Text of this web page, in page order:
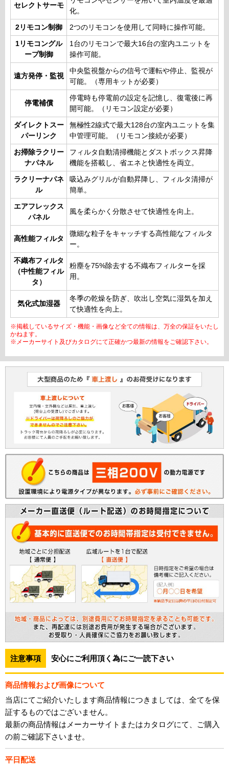
セレクトサーモ
化。
2リモコン制御 2つのリモコンを使用して同時に操作可能。
1リモコングル
ープ制御
1台のリモコンで最大16台の室内ユニットを
操作可能。
遠方発停・監視
中央監視盤からの信号で運転や停止、監視が
可能。（専用キットが必要）
停電補償
停電時も停電前の設定を記憶し、復電後に再
開可能。（リモコン設定が必要）
ダイレクトスー
パーリンク
無極性2線式で最大128台の室内ユニットを集
中管理可能。（リモコン接続が必要）
お掃除ラクリー
ナパネル
フィルタ自動清掃機能とダストボックス昇降
機能を搭載し、省エネと快適性を両立。
ラクリーナパネ
ル
吸込みグリルが自動昇降し、フィルタ清掃が
簡単。
エアフレックス
パネル
風を柔らかく分散させて快適性を向上。
高性能フィルタ
微細な粒子をキャッチする高性能なフィルタ
ー。
不織布フィルタ
（中性能フィル
タ）
粉塵を75%除去する不織布フィルターを採
用。
気化式加湿器
冬季の乾燥を防ぎ、吹出し空気に湿気を加え
て快適性を向上。
※掲載しているサイズ・機能・画像など全ての情報は、万全の保証をいたし
かねます。
※メーカーサイト及びカタログにて正確かつ最新の情報をご確認下さい。
注意事項 安心にご利用頂く為にご一読下さい
商品情報および画像について
当店にてご紹介いたします商品情報につきましては、全てを保
証するものではございません。
最新の商品情報はメーカーサイトまたはカタログにて、ご購入
の前ご確認下さいませ。
平日配送